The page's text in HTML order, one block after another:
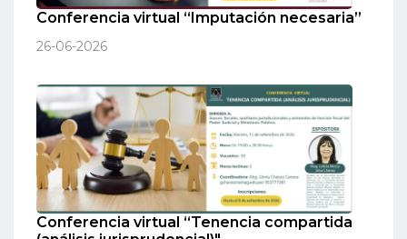
Conferencia virtual “Imputación necesaria”
26-06-2026
Conferencia virtual “Tenencia compartida